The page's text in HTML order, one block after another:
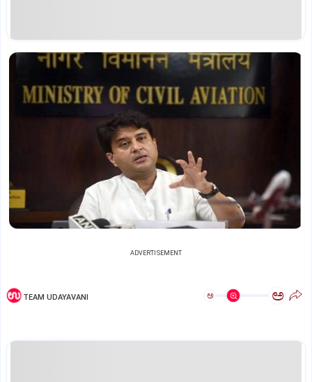
ADVERTISEMENT
TEAM UDAYAVANI ಅ ಅ